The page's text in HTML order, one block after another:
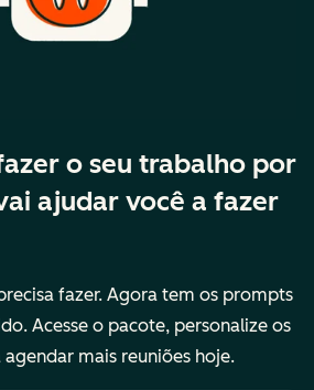
o seu trabalho por
ajudar você a fazer
fazer. Agora tem os prompts
Acesse o pacote, personalize os
mais reuniões hoje.